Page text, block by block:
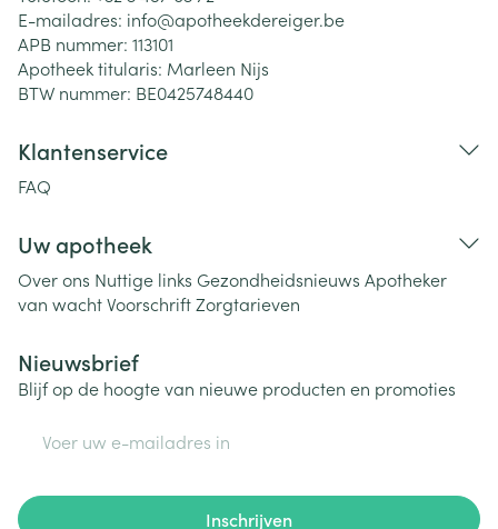
E-mailadres: info@apotheekdereiger.be
APB nummer: 113101
Apotheek titularis: Marleen Nijs
BTW nummer: BE0425748440
Klantenservice
FAQ
Uw apotheek
Over ons Nuttige links Gezondheidsnieuws Apotheker
van wachtVoorschriftZorgtarieven
Nieuwsbrief
Blijf op de hoogte van nieuwe producten en promoties
Inschrijven